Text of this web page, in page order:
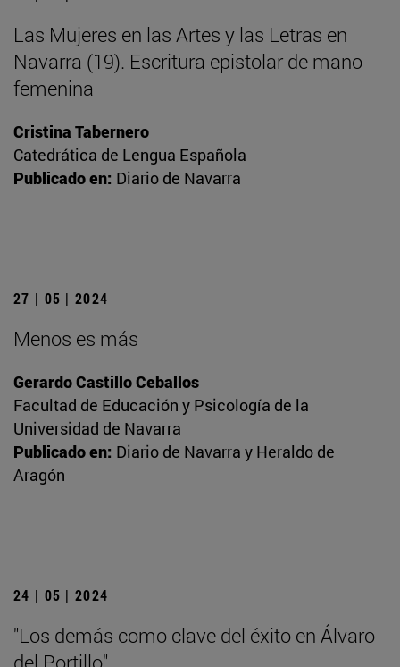
Las Mujeres en las Artes y las Letras en
Navarra (19). Escritura epistolar de mano
femenina
Cristina Tabernero
Catedrática de Lengua Española
Publicado en: Diario de Navarra
27 | 05 | 2024
Menos es más
Gerardo Castillo Ceballos
Facultad de Educación y Psicología de la
Universidad de Navarra
Publicado en: Diario de Navarra y Heraldo de
Aragón
24 | 05 | 2024
"Los demás como clave del éxito en Álvaro